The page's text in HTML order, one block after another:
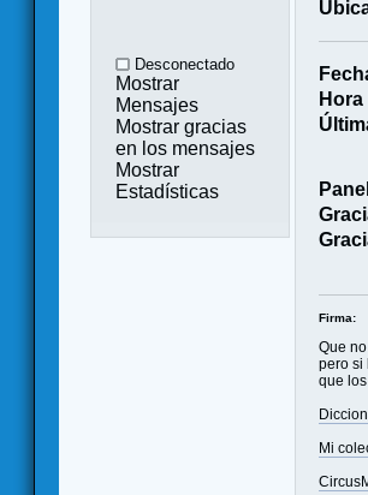
Desconectado
Mostrar
Mensajes
Mostrar gracias
en los mensajes
Mostrar
Estadísticas
Firma:
Que
pero si
que
Mi